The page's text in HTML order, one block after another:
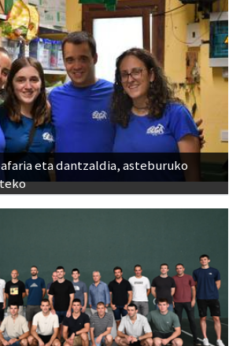
eta dantzaldia, asteburuko